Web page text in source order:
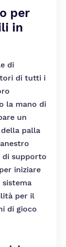
per
in
di
di tutti i
la mano di
un
palla
di supporto
iniziare
per il
di gioco